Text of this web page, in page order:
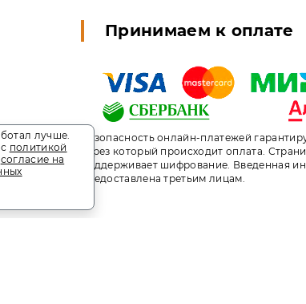
Принимаем к оплате
Безопасность онлайн-платежей
через который происходит оплата.
поддерживает шифрование. Введенная
предоставлена третьим лицам.
лучше.
политикой
согласие на